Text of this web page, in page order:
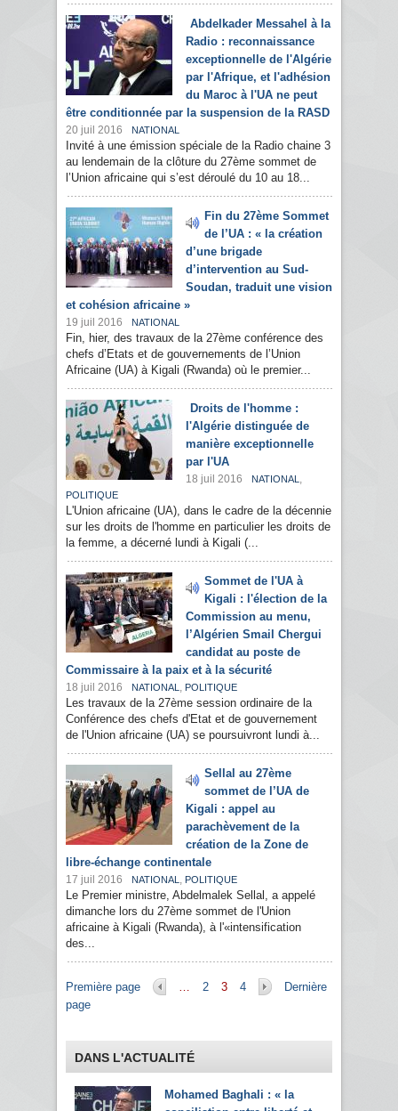
Abdelkader Messahel à la
Radio : reconnaissance
exceptionnelle de l'Algérie
par l'Afrique, et l'adhésion
du Maroc à l'UA ne peut
être conditionnée par la suspension de la RASD
20 juil 2016 NATIONAL
Invité à une émission spéciale de la Radio chaine 3
au lendemain de la clôture du 27ème sommet de
l’Union africaine qui s’est déroulé du 10 au 18...
Fin du 27ème Sommet
de l’UA : « la création
d’une brigade
d’intervention au Sud-
Soudan, traduit une vision
et cohésion africaine »
19 juil 2016 NATIONAL
Fin, hier, des travaux de la 27ème conférence des
chefs d’Etats et de gouvernements de l’Union
Africaine (UA) à Kigali (Rwanda) où le premier...
Droits de l'homme :
l'Algérie distinguée de
manière exceptionnelle
par l'UA
18 juil 2016 NATIONAL ,
POLITIQUE
L'Union africaine (UA), dans le cadre de la décennie
sur les droits de l'homme en particulier les droits de
la femme, a décerné lundi à Kigali (...
Sommet de l'UA à
Kigali : l'élection de la
Commission au menu,
l’Algérien Smail Chergui
candidat au poste de
Commissaire à la paix et à la sécurité
18 juil 2016 NATIONAL , POLITIQUE
Les travaux de la 27ème session ordinaire de la
Conférence des chefs d'Etat et de gouvernement
de l'Union africaine (UA) se poursuivront lundi à...
Sellal au 27ème
sommet de l’UA de
Kigali : appel au
parachèvement de la
création de la Zone de
libre-échange continentale
17 juil 2016 NATIONAL , POLITIQUE
Le Premier ministre, Abdelmalek Sellal, a appelé
dimanche lors du 27ème sommet de l'Union
africaine à Kigali (Rwanda), à l'«intensification
des...
Pages
Première page … 2 3 4
Dernière
page
DANS L'ACTUALITÉ
Mohamed Baghali : « la